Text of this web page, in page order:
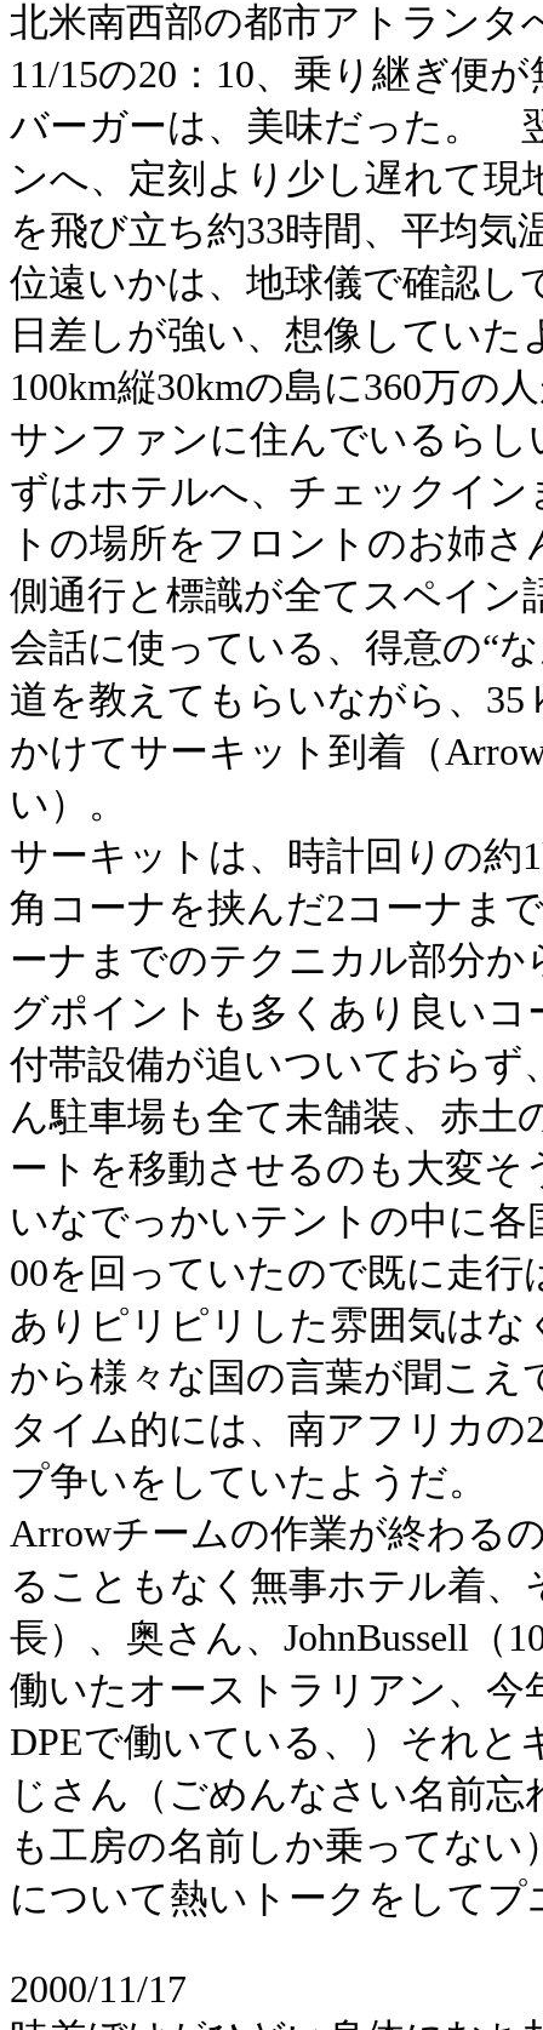
北米南西部の都市アトランタ
11/15の20：10、乗り継ぎ便
バーガーは、美味だった。
ンへ、定刻より少し遅れて
を飛び立ち約33時間、平均
位遠いかは、地球儀で確認し
日差しが強い、想像してい
100km縦30kmの島に360万の
サンファンに住んでいるら
ずはホテルへ、チェックイ
トの場所をフロントのお姉
側通行と標識が全てスペイン
会話に使っている、得意の“
道を教えてもらいながら、
かけてサーキット到着（
い）。
サーキットは、時計回りの約
角コーナを挟んだ2コーナま
ーナまでのテクニカル部分
グポイントも多くあり良い
付帯設備が追いついておら
ん駐車場も全て未舗装、赤
ートを移動させるのも大変
いなでっかいテントの中に
00を回っていたので既に走
ありピリピリした雰囲気は
から様々な国の言葉が聞こえ
タイム的には、南アフリカの
プ争いをしていたようだ。
Arrowチームの作業が終わる
ることもなく無事ホテル着、
長）、奥さん、JohnBussell
働いたオーストラリアン、
DPEで働いている、）それ
じさん（ごめんなさい名前
も工房の名前しか乗ってな
について熱いトークをして
2000/11/17